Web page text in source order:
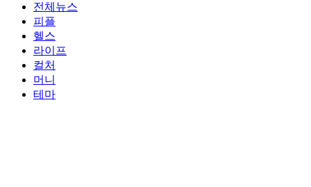
전체뉴스
피플
헬스
라이프
컬처
머니
테마